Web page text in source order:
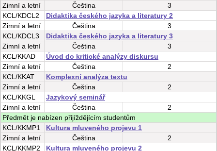
Zimní a letní Čeština
3
KCL/KDCL2
Didaktika českého jazyka a literatury 2
Zimní a letní Čeština
3
KCL/KDCL3
Didaktika českého jazyka a literatury 3
Zimní a letní Čeština
3
KCL/KKAD
Úvod do kritické analýzy diskursu
Zimní a letní Čeština
2
KCL/KKAT
Komplexní analýza textu
Zimní a letní Čeština
2
KCL/KKGL
Jazykový seminář
Zimní a letní Čeština
2
Předmět je nabízen přijíždějícím studentům
KCL/KKMP1
Kultura mluveného projevu 1
Zimní a letní Čeština
2
KCL/KKMP2
Kultura mluveného projevu 2